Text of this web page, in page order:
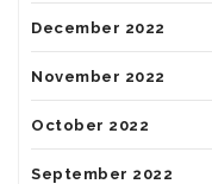
December 2022
November 2022
October 2022
September 2022